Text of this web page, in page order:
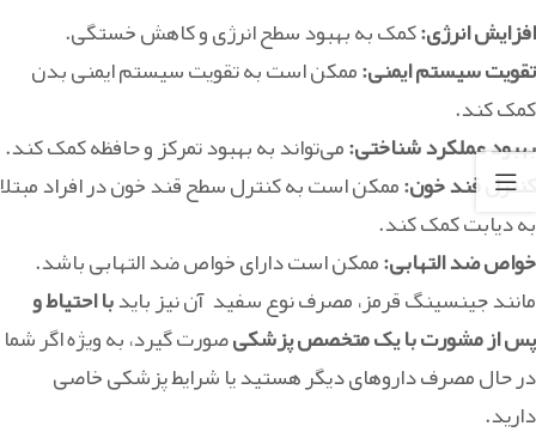
افزایش انرژی:کمک به بهبود سطح انرژی و کاهش خستگی.
تقویت سیستم ایمنی:ممکن است به تقویت سیستم ایمنی بدن
کمک کند.
بهبود عملکرد شناختی:می‌تواند به بهبود تمرکز و حافظه کمک کند.
کنترل قند خون:ممکن است به کنترل سطح قند خون در افراد مبتلا
به دیابت کمک کند.
خواص ضد التهابی:ممکن است دارای خواص ضد التهابی باشد.
مانند جینسینگ قرمز، مصرف نوع سفید آن نیز بایدبا احتیاط و
پس از مشورت با یک متخصص پزشکیصورت گیرد، به ویژه اگر شما
در حال مصرف داروهای دیگر هستید یا شرایط پزشکی خاصی
دارید.